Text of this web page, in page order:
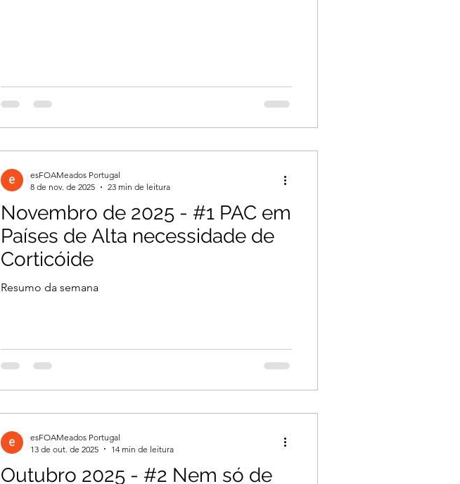
Novembro de 2025 - #1 PAC em
Países de Alta necessidade de
Corticóide
Resumo da semana
esFOAMeados Portugal
8 de nov. de 2025
23 min de leitura
Outubro 2025 - #2 Nem só de
esFOAMeados Portugal
13 de out. de 2025
14 min de leitura